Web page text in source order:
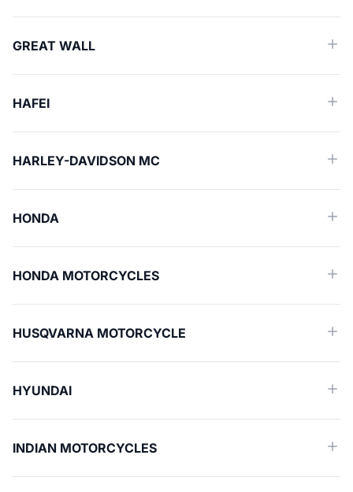
GREAT WALL
HAFEI
HARLEY-DAVIDSON MC
HONDA
HONDA MOTORCYCLES
HUSQVARNA MOTORCYCLE
HYUNDAI
INDIAN MOTORCYCLES